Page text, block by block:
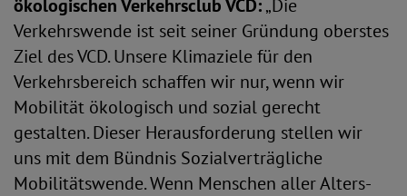
ökologischen Verkehrsclub VCD:„Die
Verkehrswende ist seit seiner Gründung oberstes
Ziel des VCD. Unsere Klimaziele für den
Verkehrsbereich schaffen wir nur, wenn wir
Mobilität ökologisch und sozial gerecht
gestalten. Dieser Herausforderung stellen wir
uns mit dem Bündnis Sozialverträgliche
Mobilitätswende. Wenn Menschen aller Alters-